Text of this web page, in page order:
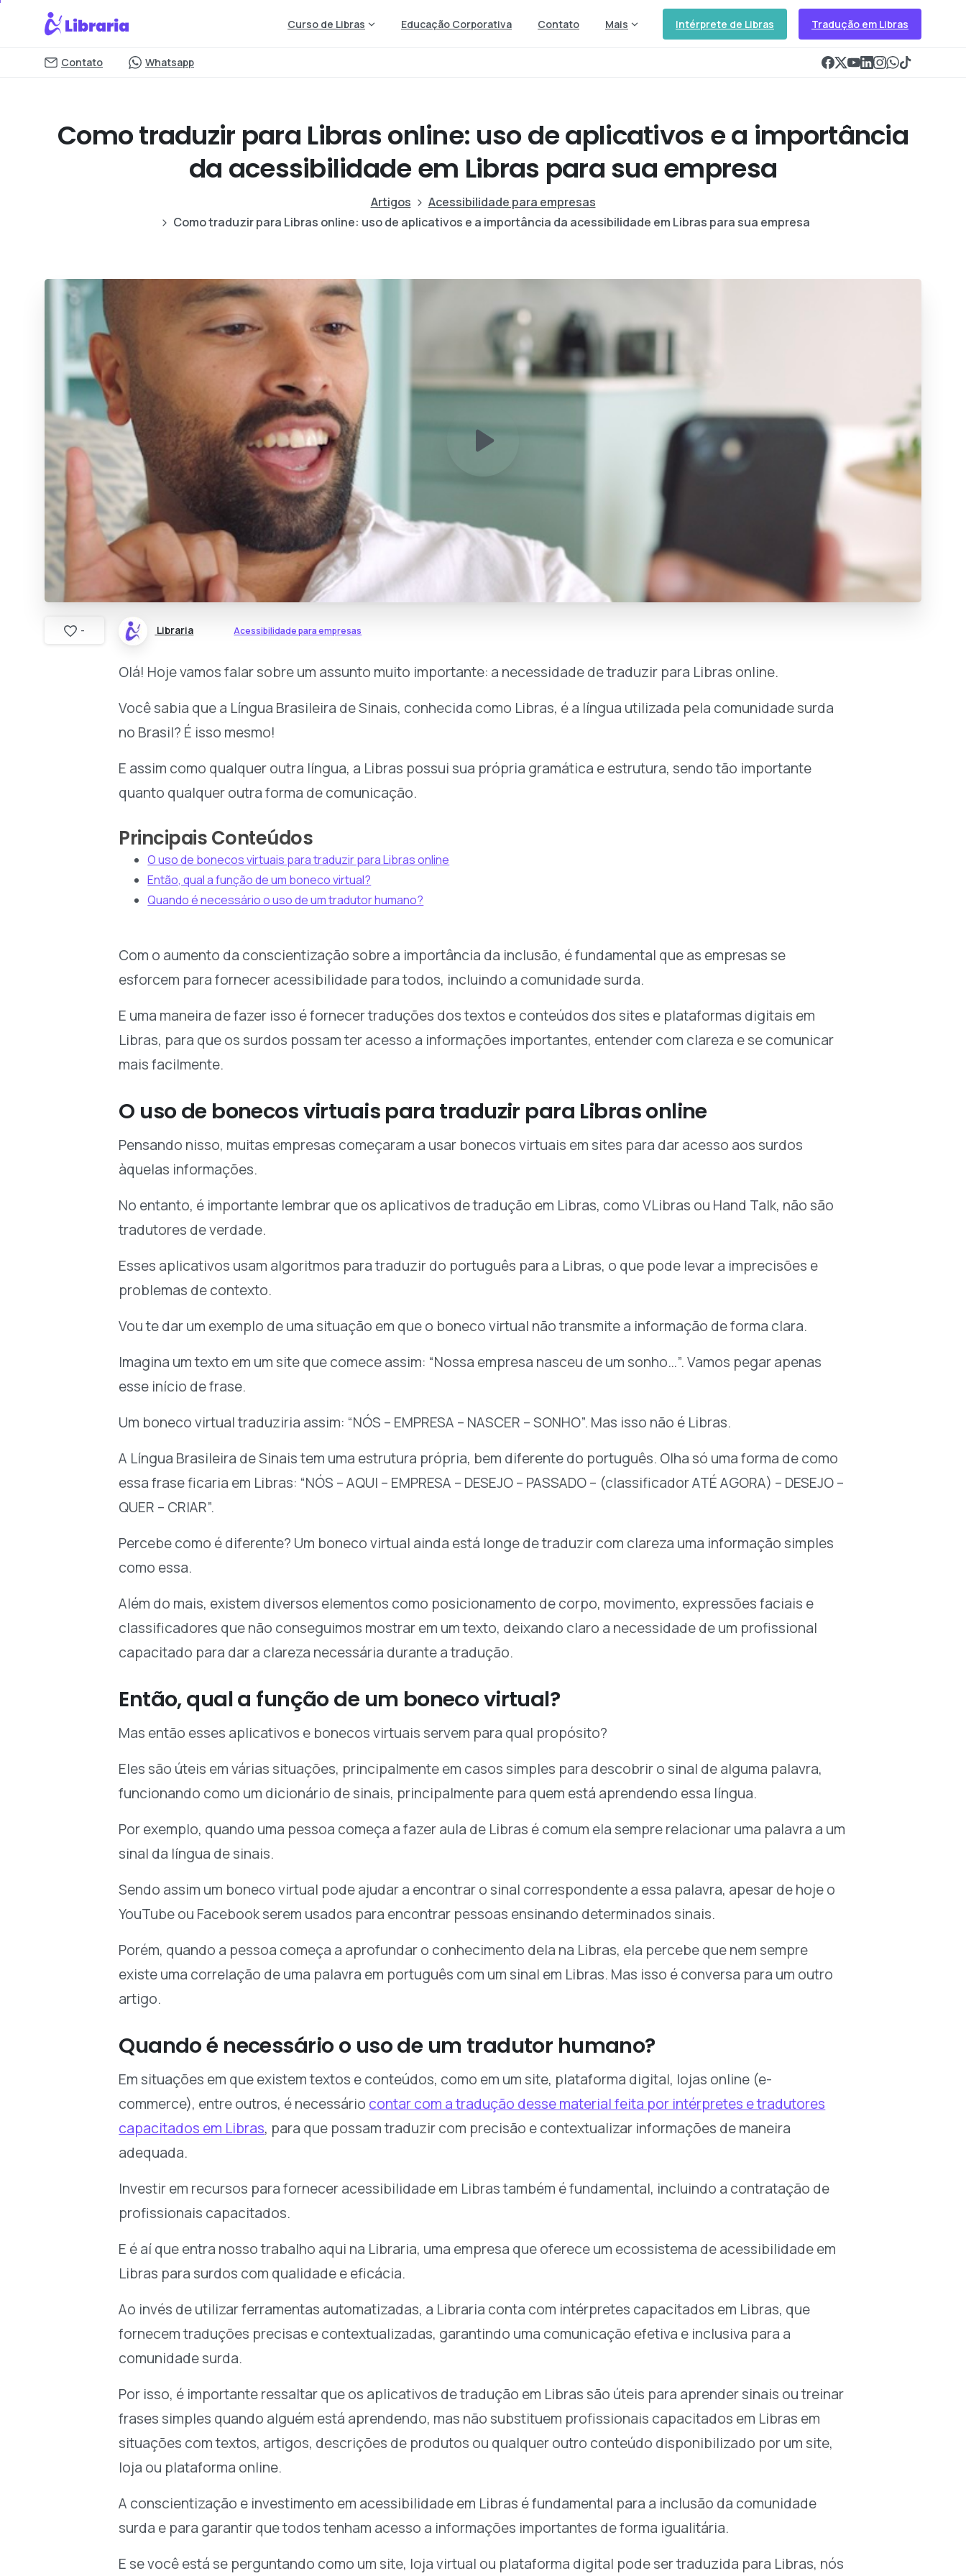
Curso de Libras Educação Corporativa Contato Mais Intérprete de Libras Tradução em Libras
Contato Whatsapp
Como traduzir para Libras online: uso de aplicativos e a importância
da acessibilidade em Libras para sua empresa
Artigos
Acessibilidade para empresas
Como traduzir para Libras online: uso de aplicativos e a importância da acessibilidade em Libras para sua empresa
- Libraria Acessibilidade para empresas
Olá! Hoje vamos falar sobre um assunto muito importante: a necessidade de traduzir para Libras online.
Você sabia que a Língua Brasileira de Sinais, conhecida como Libras, é a língua utilizada pela comunidade surda
no Brasil? É isso mesmo!
E assim como qualquer outra língua, a Libras possui sua própria gramática e estrutura, sendo tão importante
quanto qualquer outra forma de comunicação.
Principais Conteúdos
O uso de bonecos virtuais para traduzir para Libras online
Então, qual a função de um boneco virtual?
Quando é necessário o uso de um tradutor humano?
Com o aumento da conscientização sobre a importância da inclusão, é fundamental que as empresas se
esforcem para fornecer acessibilidade para todos, incluindo a comunidade surda.
E uma maneira de fazer isso é fornecer traduções dos textos e conteúdos dos sites e plataformas digitais em
Libras, para que os surdos possam ter acesso a informações importantes, entender com clareza e se comunicar
mais facilmente.
O uso de bonecos virtuais para traduzir para Libras online
Pensando nisso, muitas empresas começaram a usar bonecos virtuais em sites para dar acesso aos surdos
àquelas informações.
No entanto, é importante lembrar que os aplicativos de tradução em Libras, como VLibras ou Hand Talk, não são
tradutores de verdade.
Esses aplicativos usam algoritmos para traduzir do português para a Libras, o que pode levar a imprecisões e
problemas de contexto.
Vou te dar um exemplo de uma situação em que o boneco virtual não transmite a informação de forma clara.
Imagina um texto em um site que comece assim: “Nossa empresa nasceu de um sonho…”. Vamos pegar apenas
esse início de frase.
Um boneco virtual traduziria assim: “NÓS – EMPRESA – NASCER – SONHO”. Mas isso não é Libras.
A Língua Brasileira de Sinais tem uma estrutura própria, bem diferente do português. Olha só uma forma de como
essa frase ficaria em Libras: “NÓS – AQUI – EMPRESA – DESEJO – PASSADO – (classificador ATÉ AGORA) – DESEJO –
QUER – CRIAR”.
Percebe como é diferente? Um boneco virtual ainda está longe de traduzir com clareza uma informação simples
como essa.
Além do mais, existem diversos elementos como posicionamento de corpo, movimento, expressões faciais e
classificadores que não conseguimos mostrar em um texto, deixando claro a necessidade de um profissional
capacitado para dar a clareza necessária durante a tradução.
Então, qual a função de um boneco virtual?
Mas então esses aplicativos e bonecos virtuais servem para qual propósito?
Eles são úteis em várias situações, principalmente em casos simples para descobrir o sinal de alguma palavra,
funcionando como um dicionário de sinais, principalmente para quem está aprendendo essa língua.
Por exemplo, quando uma pessoa começa a fazer aula de Libras é comum ela sempre relacionar uma palavra a um
sinal da língua de sinais.
Sendo assim um boneco virtual pode ajudar a encontrar o sinal correspondente a essa palavra, apesar de hoje o
YouTube ou Facebook serem usados para encontrar pessoas ensinando determinados sinais.
Porém, quando a pessoa começa a aprofundar o conhecimento dela na Libras, ela percebe que nem sempre
existe uma correlação de uma palavra em português com um sinal em Libras. Mas isso é conversa para um outro
artigo.
Quando é necessário o uso de um tradutor humano?
Em situações em que existem textos e conteúdos, como em um site, plataforma digital, lojas online (e-
commerce), entre outros, é necessário contar com a tradução desse material feita por intérpretes e tradutores
capacitados em Libras, para que possam traduzir com precisão e contextualizar informações de maneira
adequada.
Investir em recursos para fornecer acessibilidade em Libras também é fundamental, incluindo a contratação de
profissionais capacitados.
E é aí que entra nosso trabalho aqui na Libraria, uma empresa que oferece um ecossistema de acessibilidade em
Libras para surdos com qualidade e eficácia.
Ao invés de utilizar ferramentas automatizadas, a Libraria conta com intérpretes capacitados em Libras, que
fornecem traduções precisas e contextualizadas, garantindo uma comunicação efetiva e inclusiva para a
comunidade surda.
Por isso, é importante ressaltar que os aplicativos de tradução em Libras são úteis para aprender sinais ou treinar
frases simples quando alguém está aprendendo, mas não substituem profissionais capacitados em Libras em
situações com textos, artigos, descrições de produtos ou qualquer outro conteúdo disponibilizado por um site,
loja ou plataforma online.
A conscientização e investimento em acessibilidade em Libras é fundamental para a inclusão da comunidade
surda e para garantir que todos tenham acesso a informações importantes de forma igualitária.
E se você está se perguntando como um site, loja virtual ou plataforma digital pode ser traduzida para Libras, nós